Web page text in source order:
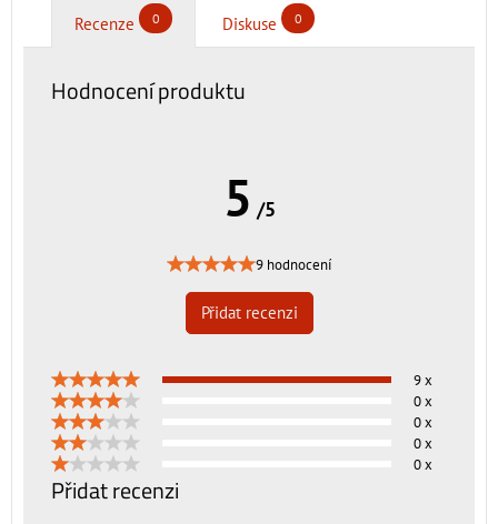
Recenze 0 Diskuse 0
Hodnocení produktu
5 /5
9 hodnocení
Přidat recenzi
9 x
0 x
0 x
0 x
0 x
Přidat recenzi